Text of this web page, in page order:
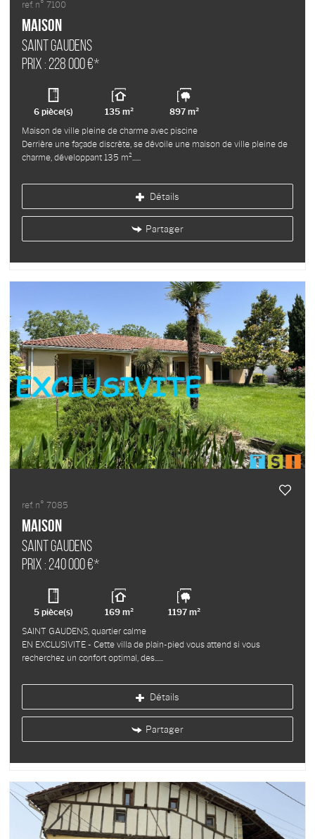
ref. n° 7100
Maison
SAINT GAUDENS
Prix : 228 000 €*
6 pièce(s) 135 m²
897 m²
Maison de ville pleine de charme avec piscine
Derrière une façade discrète, se dévoile une maison de ville pleine de
charme, développant 135 m²...
Détails
Partager
ref. n° 7085
Maison
SAINT GAUDENS
Prix : 240 000 €*
5 pièce(s) 169 m²
1197 m²
SAINT GAUDENS, quartier calme
EN EXCLUSIVITE - Cette villa de plain-pied vous attend si vous
recherchez un confort optimal, des...
Détails
Partager